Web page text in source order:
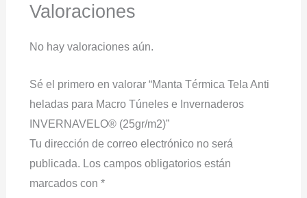
Valoraciones
No hay valoraciones aún.
Sé el primero en valorar “Manta Térmica Tela Anti
heladas para Macro Túneles e Invernaderos
INVERNAVELO® (25gr/m2)”
Tu dirección de correo electrónico no será
publicada. Los campos obligatorios están
marcados con *